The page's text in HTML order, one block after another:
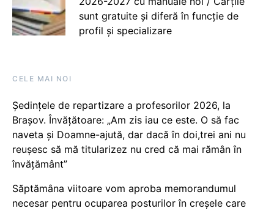
sunt gratuite și diferă în funcție de
profil și specializare
CELE MAI NOI
Ședințele de repartizare a profesorilor 2026, la
Brașov. Învățătoare: „Am zis iau ce este. O să fac
naveta și Doamne-ajută, dar dacă în doi,trei ani nu
reușesc să mă titularizez nu cred că mai rămân în
învățământ”
Săptămâna viitoare vom aproba memorandumul
necesar pentru ocuparea posturilor în creșele care